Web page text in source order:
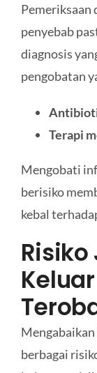
Pemeriksaan
penyebab
diagnosis
pengobatan
Terapi
Mengobati
berisiko
kebal
berbagai